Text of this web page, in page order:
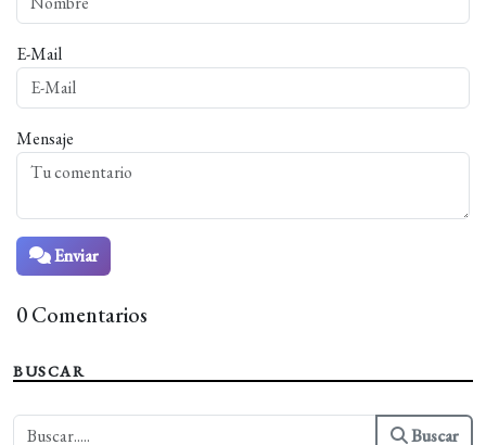
E-Mail
Mensaje
Enviar
0 Comentarios
BUSCAR
Buscar